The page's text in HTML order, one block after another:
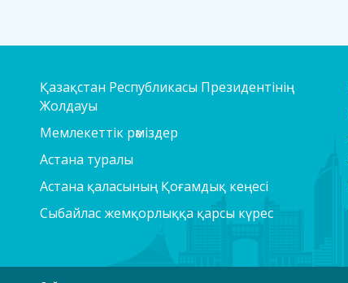
Қазақстан Республикасы Президентінің
Жолдауы
Мемлекеттік рәміздер
Астана туралы
Астана қаласының Қоғамдық кеңесі
Сыбайлас жемқорлыққа қарсы күрес